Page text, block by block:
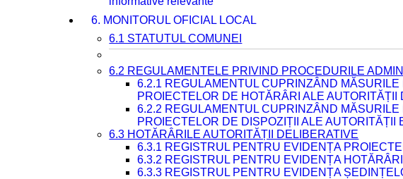
6. MONITORUL OFICIAL LOCAL
6.1 STATUTUL COMUNEI
6.2 REGULAMENTELE PRIVIND PROCEDURILE
6.2.1 REGULAMENTUL CUPRINZÂND
PROIECTELOR DE HOTĂRÂRI ALE AUTORITĂȚII
6.2.2 REGULAMENTUL CUPRINZÂND
PROIECTELOR DE DISPOZIȚII ALE AUTORITĂȚII
6.3 HOTĂRÂRILE AUTORITĂȚII DELIBERATIVE
6.3.1 REGISTRUL PENTRU EVIDENȚA
6.3.2 REGISTRUL PENTRU EVIDENȚA
6.3.3 REGISTRUL PENTRU EVIDENȚA